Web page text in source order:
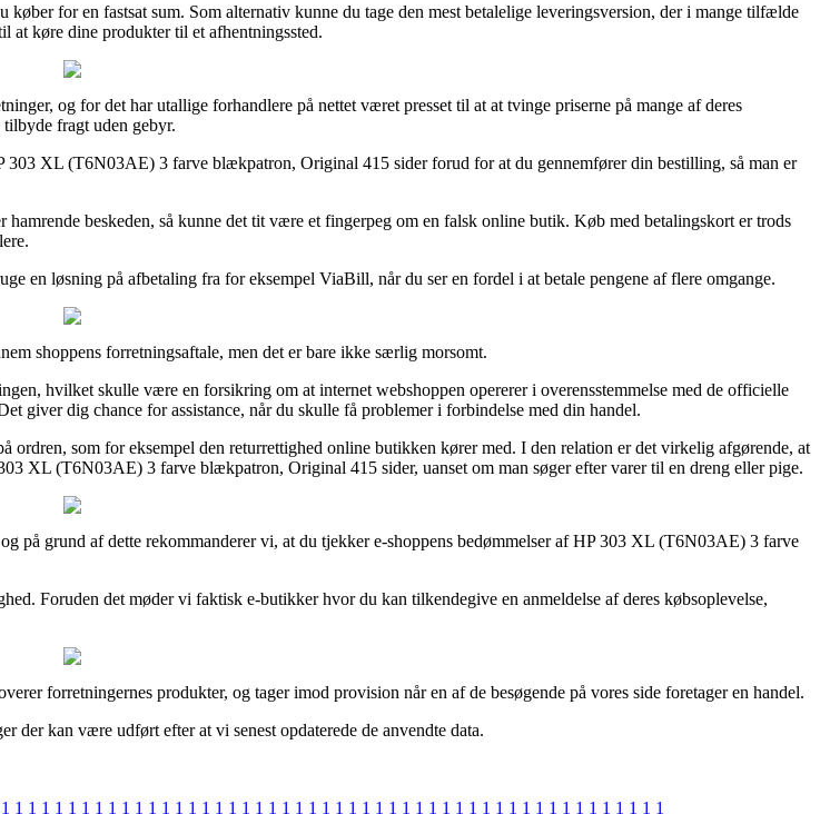
for en fastsat sum. Som alternativ kunne du tage den mest betalelige leveringsversion, der i mange tilfælde
køre dine produkter til et afhentningssted.
og for det har utallige forhandlere på nettet været presset til at at tvinge priserne på mange af deres
fragt uden gebyr.
XL (T6N03AE) 3 farve blækpatron, Original 415 sider forud for at du gennemfører din bestilling, så man er
beskeden, så kunne det tit være et fingerpeg om en falsk online butik. Køb med betalingskort er trods
en løsning på afbetaling fra for eksempel ViaBill, når du ser en fordel i at betale pengene af flere omgange.
shoppens forretningsaftale, men det er bare ikke særlig morsomt.
hvilket skulle være en forsikring om at internet webshoppen opererer i overensstemmelse med de officielle
giver dig chance for assistance, når du skulle få problemer i forbindelse med din handel.
ordren, som for eksempel den returrettighed online butikken kører med. I den relation er det virkelig afgørende, at
XL (T6N03AE) 3 farve blækpatron, Original 415 sider, uanset om man søger efter varer til en dreng eller pige.
på grund af dette rekommanderer vi, at du tjekker e-shoppens bedømmelser af HP 303 XL (T6N03AE) 3 farve
Foruden det møder vi faktisk e-butikker hvor du kan tilkendegive en anmeldelse af deres købsoplevelse,
forretningernes produkter, og tager imod provision når en af de besøgende på vores side foretager en handel.
der kan være udført efter at vi senest opdaterede de anvendte data.
1 1 1 1 1 1 1 1 1 1 1 1 1 1 1 1 1 1 1 1 1 1 1 1 1 1 1 1 1 1 1 1 1 1 1 1 1 1 1 1 1 1 1 1 1 1 1 1 1 1